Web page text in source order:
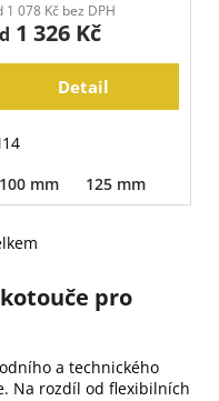
1 078 Kč bez DPH
1 326 Kč
Detail
100 mm
125 mm
pro
a technického
Na rozdíl od flexibilních